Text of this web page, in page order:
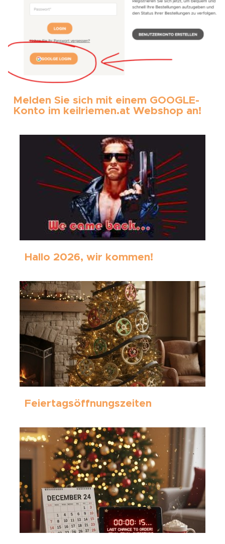
Melden Sie sich mit einem GOOGLE-
Konto im keilriemen.at Webshop an!
Hallo 2026, wir kommen!
Feiertagsöffnungszeiten